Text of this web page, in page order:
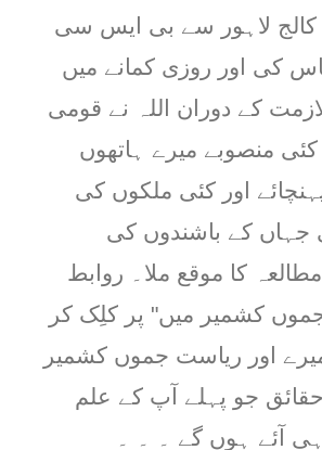
کالج لاہور سے بی ایس سی
پاس کی اور روزی کمانے میں
کے دوران اللہ نے قومی
کئی منصوبے میرے ہاتھوں
اور کئی ملکوں کی
جہاں کے باشندوں کی
کا موقع ملا۔ روابط
کشمیر میں" پر کلِک کر
اور ریاست جموں کشمیر
جو پہلے آپ کے علم
آئے ہوں گے ۔ ۔ ۔